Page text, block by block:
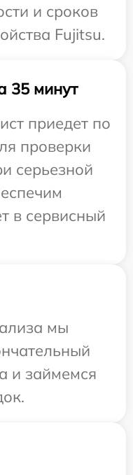
и сроков
Fujitsu.
35 минут
приедет по
проверки
серьезной
в сервисный
мы
и займемся